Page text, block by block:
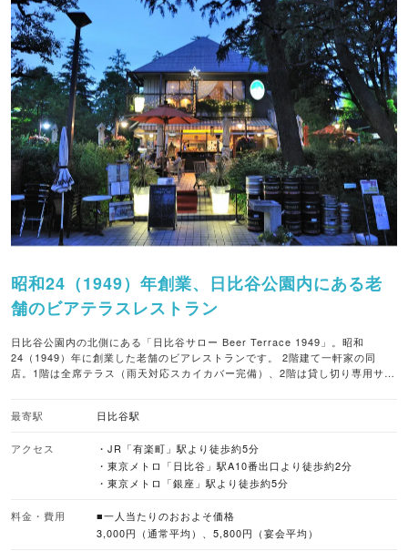
昭和24（1949）年創業、日比谷公園内にある老
舗のビアテラスレストラン
日比谷公園内の北側にある「日比谷サロー Beer Terrace 1949」。昭和
24（1949）年に創業した老舗のビアレストランです。 2階建て一軒家の同
店。1階は全席テラス（雨天対応スカイカバー完備）、2階は貸し切り専用サロ
あるため、春はサクラ、夏は緑やセミの鳴き声、秋は紅葉など、四季折々の自
ス、ヴァイス、ヒューガルデンなど複数種類をラインナップ。合わせる料理
は、洋食とエスニックを基調としたこだわりの品々が並びます。中でも、タイ
のガパオライスをアレンジした一番人気の「東京36（サロー）ライス」は必食
ょっと一杯から大人数での宴会まで、幅広いシーンで重宝できる一軒です。[編
集部コメント] ■席数 135席（カウンターなし） ※1階テラス約120席、2階貸切
最寄駅 日比谷駅
アクセス
・JR「有楽町」駅より徒歩約5分
・東京メトロ「日比谷」駅A10番出口より徒歩約2分
・東京メトロ「銀座」駅より徒歩約5分
料金・費用
■一人当たりのおおよそ価格
3,000円（通常平均）、5,800円（宴会平均）